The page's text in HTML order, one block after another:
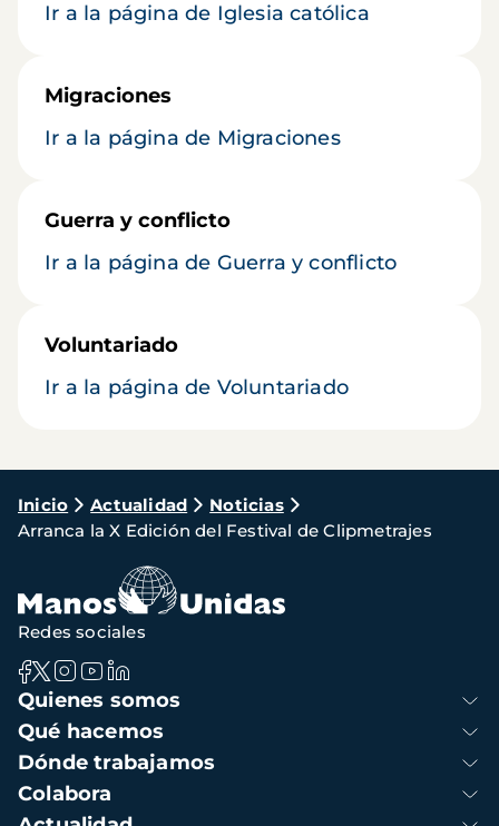
Ir a la página de Iglesia católica
Migraciones
Ir a la página de Migraciones
Guerra y conflicto
Ir a la página de Guerra y conflicto
Voluntariado
Ir a la página de Voluntariado
Ruta
de
navegación
Inicio Actualidad
Noticias
Arranca la X Edición del Festival de Clipmetrajes
Navegación
principal
Quienes somos
Qué hacemos
Dónde trabajamos
Colabora
Redes sociales